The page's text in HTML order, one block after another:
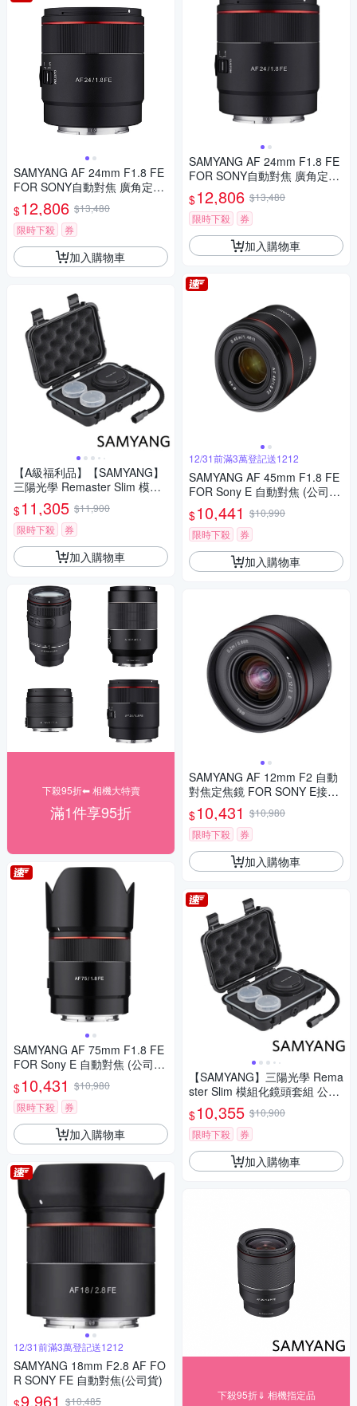
SAMYANG AF 24mm F1.8 FE
FOR SONY自動對焦 廣角定焦
鏡頭 (公司貨)
$12,806 $13,480
限時下殺
券
加入購物車
【A級福利品】【SAMYANG】
三陽光學 Remaster Slim 模組
化鏡頭套組 公司貨
$11,305 $11,900
限時下殺
券
加入購物車
下殺95折⬅︎ 相機大特賣
滿1件享95折
SAMYANG AF 75mm F1.8 FE
FOR Sony E 自動對焦 (公司
貨)
$10,431 $10,980
限時下殺
券
加入購物車
12/31前滿3萬登記送1212
SAMYANG 18mm F2.8 AF FO
R SONY FE 自動對焦(公司貨)
9,961 $10,485
SAMYANG AF 24mm F1.8 FE
FOR SONY自動對焦 廣角定焦
鏡頭 (公司貨)
$12,806 $13,480
限時下殺
券
加入購物車
12/31前滿3萬登記送1212
SAMYANG AF 45mm F1.8 FE
FOR Sony E 自動對焦 (公司
貨)
$10,441 $10,990
限時下殺
券
加入購物車
SAMYANG AF 12mm F2 自動
對焦定焦鏡 FOR SONY E接環
(公司貨)
$10,431 $10,980
限時下殺
券
加入購物車
【SAMYANG】三陽光學 Rema
ster Slim 模組化鏡頭套組 公司
貨
$10,355 $10,900
限時下殺
券
加入購物車
下殺95折⇓ 相機指定品